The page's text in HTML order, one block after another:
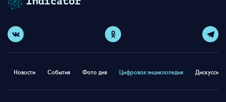
Новости События Фото дня Цифровая энциклопедия